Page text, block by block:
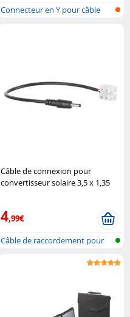
Connecteur en Y pour câble
Câble de connexion pour
convertisseur solaire 3,5 x 1,35
4,99€
Câble de raccordement pour